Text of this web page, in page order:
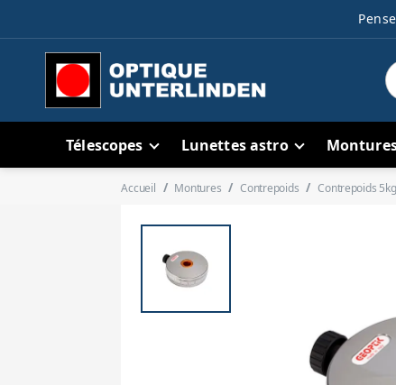
Télescopes Lunettes astro
Accueil Montures Contrepoids Contrepoids